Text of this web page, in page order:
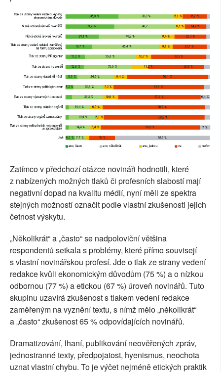
Zatímco v předchozí otázce novináři hodnotili, které
z nabízených možných tlaků či profesních slabostí mají
negativní dopad na kvalitu médií, nyní měli ze spektra
stejných možností označit podle vlastní zkušenosti jejich
četnost výskytu.
„Několikrát“ a „často“ se nadpoloviční většina
respondentů setkala s problémy, které přímo souvisejí
s vlastní novinářskou profesí. Jde o tlak ze strany vedení
redakce kvůli ekonomickým důvodům (75 %) a o nízkou
odbornou (77 %) a etickou (67 %) úroveň novinářů. Tuto
skupinu uzavírá zkušenost s tlakem vedení redakce
zaměřeným na vyznění textu, s nímž mělo „několikrát“
a „často“ zkušenost 65 % odpovídajících novinářů.
Dramatizování, lhaní, publikování neověřených zpráv,
jednostranné texty, předpojatost, hyenismus, neochota
uznat vlastní chybu. To je výčet nejméně etických praktik